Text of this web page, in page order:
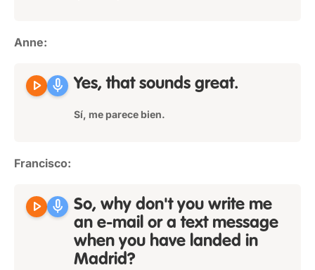
Anne:
play_arrow mic Yes, that sounds great.
Sí, me parece bien.
Francisco:
play_arrow mic So, why don't you write me
an e-mail or a text message
when you have landed in
Madrid?